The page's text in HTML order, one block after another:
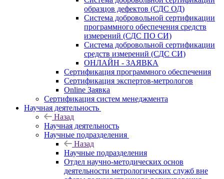
образцов дефектов (СДС ОД)
Система добровольной сертификации
программного обеспечения средств
измерений (СДС ПО СИ)
Система добровольной сертификации
средств измерений (СДС СИ)
ОНЛАЙН - ЗАЯВКА
Сертификация программного обеспечения
Сертификация экспертов-метрологов
Online Заявка
Сертификация систем менеджмента
Научная деятельность
Назад
Научная деятельность
Научные подразделения
Назад
Научные подразделения
Отдел научно-методических основ
деятельности метрологических служб вне